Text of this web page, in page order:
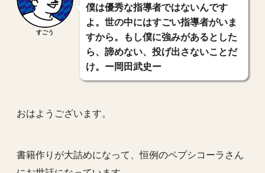
すごう
僕は優秀な指導者ではないんです
よ。世の中にはすごい指導者がいま
すから。もし僕に強みがあるとした
ら、諦めない、投げ出さないことだ
け。ー岡田武史ー
おはようございます。
書籍作りが大詰めになって、恒例のペプシコーラさん